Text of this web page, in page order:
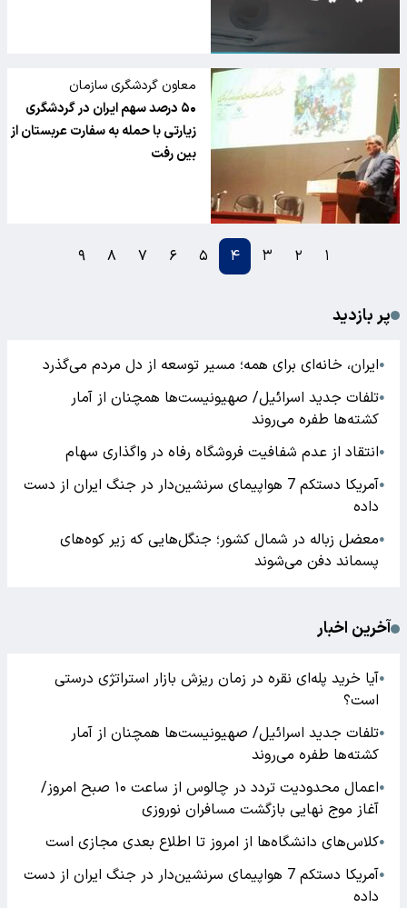
معاون گردشگری سازمان
میراثفرهنِگی:
۵۰ درصد سهم ایران در گردشگری
زیارتی با حمله به سفارت عربستان از
بین رفت
۱ ۲ ۳ ۴ ۵ ۶ ۷ ۸ ۹
پر بازدید
●ایران، خانه‌ای برای همه؛ مسیر توسعه از دل مردم می‌گذرد
●تلفات جدید اسرائیل/ صهیونیست‌ها همچنان از آمار
کشته‌ها طفره می‌روند
●انتقاد از عدم شفافیت فروشگاه رفاه در واگذاری سهام
●
آمریکا دستکم 7 هواپیمای سرنشین‌دار در جنگ ایران از دست
داده
●معضل زباله در شمال کشور؛ جنگل‌هایی که زیر کوه‌های
پسماند دفن می‌شوند
آخرین اخبار
●آیا خرید پله‌ای نقره در زمان ریزش بازار استراتژی درستی
است؟
●تلفات جدید اسرائیل/ صهیونیست‌ها همچنان از آمار
کشته‌ها طفره می‌روند
●
اعمال محدودیت تردد در چالوس از ساعت ۱۰ صبح امروز/
آغاز موج نهایی بازگشت مسافران نوروزی
●کلاس‌های دانشگاه‌ها از امروز تا اطلاع بعدی مجازی است
●
آمریکا دستکم 7 هواپیمای سرنشین‌دار در جنگ ایران از دست
داده